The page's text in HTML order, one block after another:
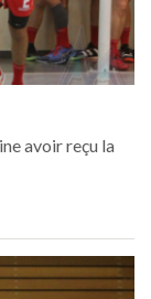
avoir reçu la